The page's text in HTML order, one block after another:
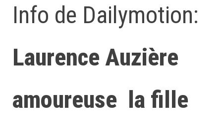
Info de Dailymotion:
Laurence Auzière
amoureuse la fille